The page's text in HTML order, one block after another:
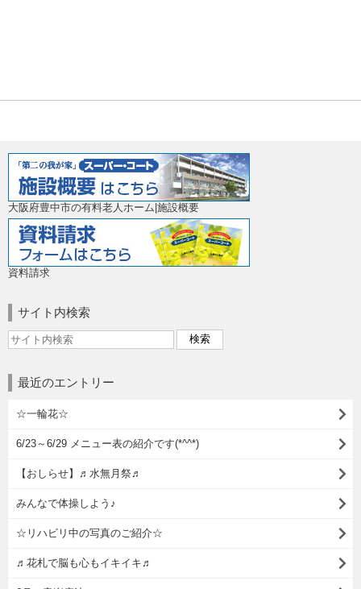
大阪府豊中市の有料老人ホーム|施設概要
資料請求
サイト内検索
最近のエントリー
☆一輪花☆
6/23～6/29 メニュー表の紹介です(*^^*)
【おしらせ】♬水無月祭♬
みんなで体操しよう♪
☆リハビリ中の写真のご紹介☆
♬花札で脳も心もイキイキ♬